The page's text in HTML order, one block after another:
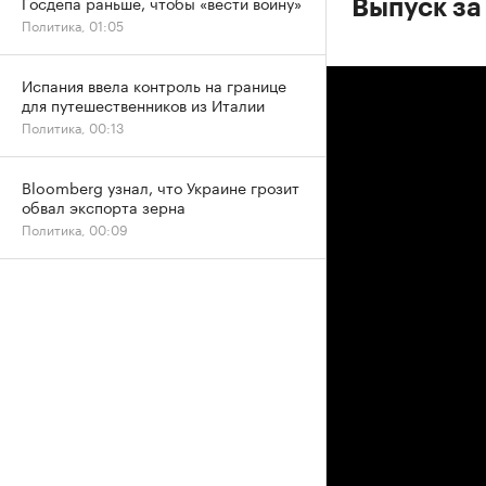
Выпуск
Политика, 01:05
Испания ввела контроль на границе
для путешественников из Италии
Политика, 00:13
Bloomberg узнал, что Украине грозит
обвал экспорта зерна
Политика, 00:09